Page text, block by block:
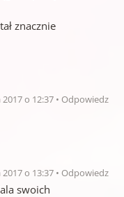
znacznie
o 12:37 Odpowiedz
o 13:37 Odpowiedz
swoich